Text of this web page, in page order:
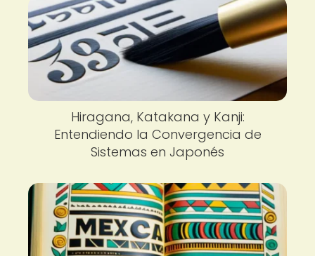
Hiragana, Katakana y Kanji:
Entendiendo la Convergencia de
Sistemas en Japonés